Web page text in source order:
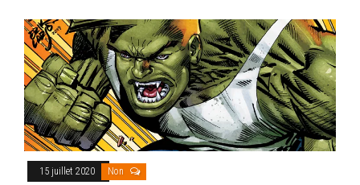
15 juillet 2020 Non